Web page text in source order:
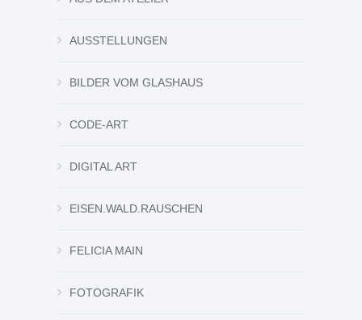
AUSSTELLUNGEN
BILDER VOM GLASHAUS
CODE-ART
DIGITAL ART
EISEN.WALD.RAUSCHEN
FELICIA MAIN
FOTOGRAFIK